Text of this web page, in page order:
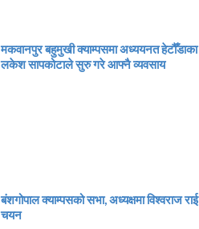
मकवानपुर बहुमुखी क्याम्पसमा अध्ययनत हेटौँडाका
लकेश सापकोटाले सुरु गरे आफ्नै व्यवसाय
बंशगोपाल क्याम्पसको सभा, अध्यक्षमा विश्वराज राई
चयन